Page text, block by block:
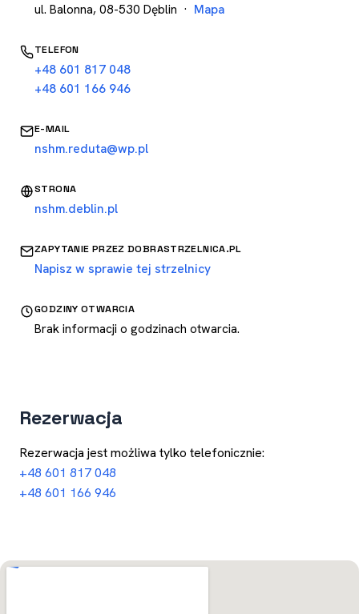
ul. Balonna, 08-530 Dęblin · Mapa
TELEFON
+48 601 817 048
+48 601 166 946
E-MAIL
nshm.reduta@wp.pl
STRONA
nshm.deblin.pl
ZAPYTANIE PRZEZ DOBRASTRZELNICA.PL
Napisz w sprawie tej strzelnicy
GODZINY OTWARCIA
Brak informacji o godzinach otwarcia.
Rezerwacja
Rezerwacja jest możliwa tylko telefonicznie:
+48 601 817 048
+48 601 166 946